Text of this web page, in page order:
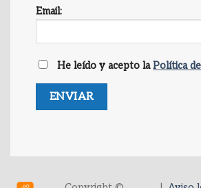
Email:
He leído y acepto laPolítica